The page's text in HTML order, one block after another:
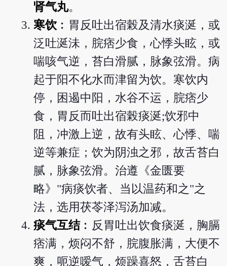
肾气丸。
寒饮 ︰胃反吐出宿榖及清水痰涎，或
泛吐涎沬，脘痞少食，心悸头眩，或
喘咳气逆，苔白滑腻，脉象弦滑。病
起于阳不化水而津留为饮。寒饮内
停，困遏中阳，水谷不运，脘痞少
食，胃反而吐出宿榖痰涎;饮邪中
阻，冲激上逆，故有头眩、心悸、喘
逆等兼症；饮为阴浊之邪，故舌苔白
腻，脉象弦滑。治遵《金匮要
略》"病痰饮者、当以温药和之"之
法，选用茯苓泽泻汤加减。
痰气互结︰反胃吐出饮食痰涎，胸膈
痞满，烦闷不舒，脘腹胀满，大便不
爽，呃逆嗳气，烦躁喜怒，舌苔白